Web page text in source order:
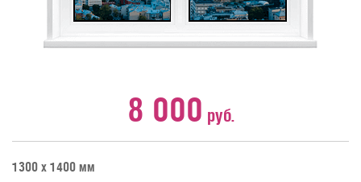
8 000 руб.
1300 х 1400 мм